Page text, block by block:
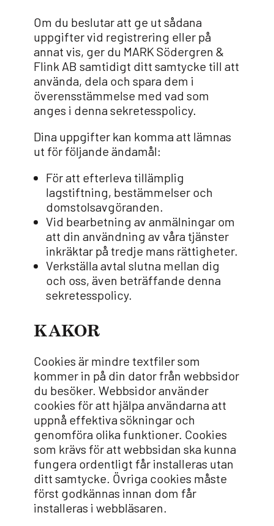
Om du beslutar att ge ut sådana
uppgifter vid registrering eller på
annat vis, ger du MARK Södergren &
Flink AB samtidigt ditt samtycke till att
använda, dela och spara dem i
överensstämmelse med vad som
anges i denna sekretesspolicy.
Dina uppgifter kan komma att lämnas
ut för följande ändamål:
För att efterleva tillämplig
lagstiftning, bestämmelser och
domstolsavgöranden.
Vid bearbetning av anmälningar om
att din användning av våra tjänster
inkräktar på tredje mans rättigheter.
Verkställa avtal slutna mellan dig
och oss, även beträffande denna
sekretesspolicy.
KAKOR
Cookies är mindre textfiler som
kommer in på din dator från webbsidor
du besöker. Webbsidor använder
cookies för att hjälpa användarna att
uppnå effektiva sökningar och
genomföra olika funktioner. Cookies
som krävs för att webbsidan ska kunna
fungera ordentligt får installeras utan
ditt samtycke. Övriga cookies måste
först godkännas innan dom får
installeras i webbläsaren.